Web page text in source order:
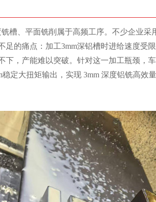
槽、平面铣削属于高频工序。不少企业采
的痛点：加工3mm深铝槽时进给速度受
下，产能难以突破。针对这一加工瓶颈，
稳定大扭矩输出，实现 3mm 深度铝铣高效